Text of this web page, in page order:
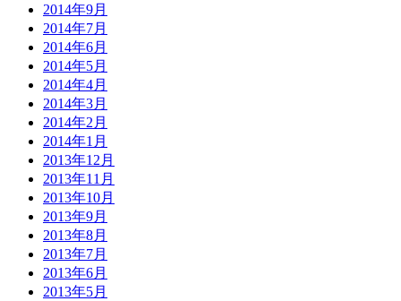
2014年9月
2014年7月
2014年6月
2014年5月
2014年4月
2014年3月
2014年2月
2014年1月
2013年12月
2013年11月
2013年10月
2013年9月
2013年8月
2013年7月
2013年6月
2013年5月